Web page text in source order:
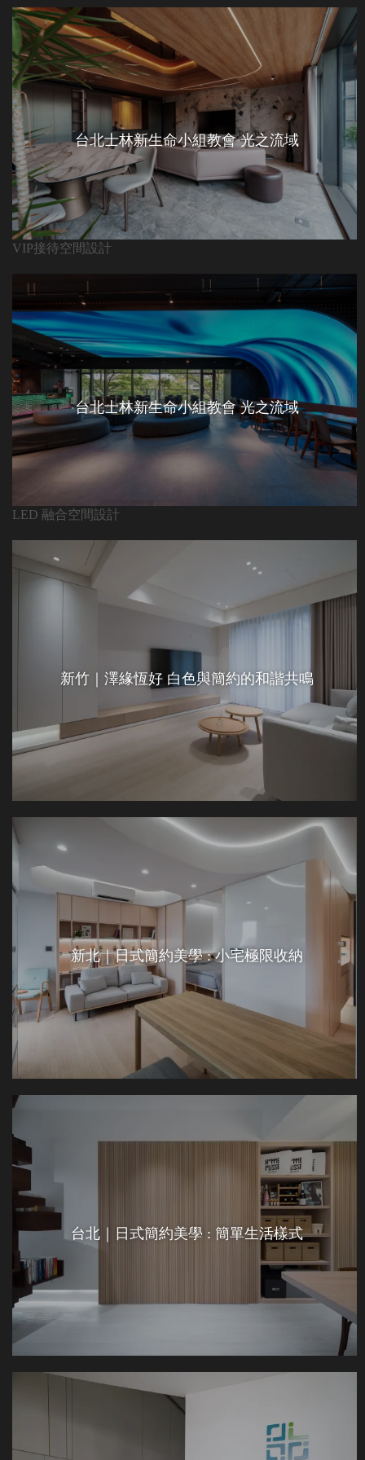
台北士林新生命小組教會 光之流域
VIP接待空間設計
台北士林新生命小組教會 光之流域
LED 融合空間設計
新竹｜澤緣恆好 白色與簡約的和諧共鳴
新北｜日式簡約美學 : 小宅極限收納
台北｜日式簡約美學 : 簡單生活樣式